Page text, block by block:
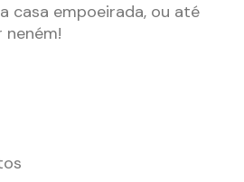
casa empoeirada, ou até